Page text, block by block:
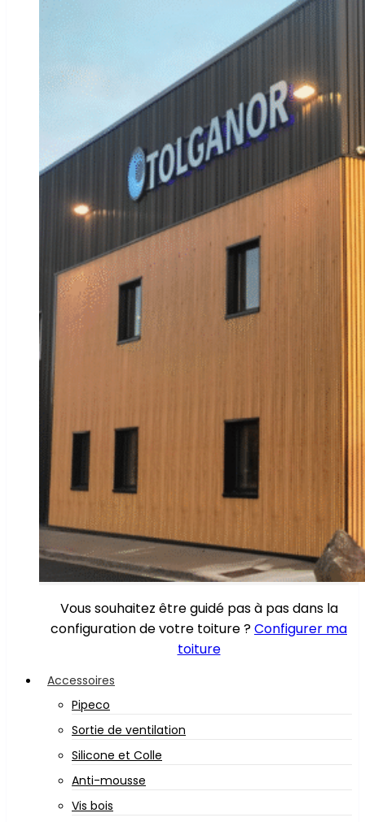
Vous souhaitez être guidé pas à pas dans la
configuration de votre toiture ?Configurer ma
toiture
Accessoires
Pipeco
Sortie de ventilation
Silicone et Colle
Anti-mousse
Vis bois